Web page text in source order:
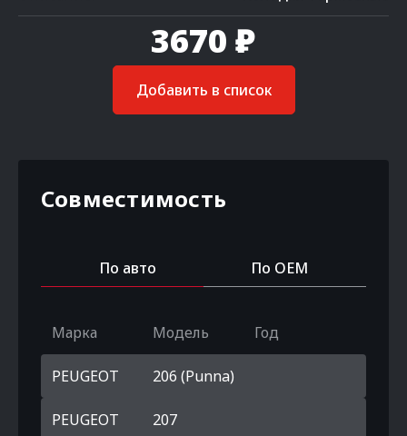
3670 ₽
Добавить в список
Совместимость
По авто По OEM
Марка Модель Год
PEUGEOT 206 (Punna)
PEUGEOT 207